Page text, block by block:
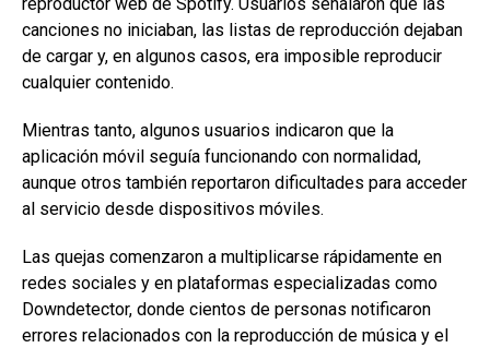
canciones no iniciaban, las listas de reproducción dejaban
de cargar y, en algunos casos, era imposible reproducir
cualquier contenido.
Mientras tanto, algunos usuarios indicaron que la
aplicación móvil seguía funcionando con normalidad,
aunque otros también reportaron dificultades para acceder
al servicio desde dispositivos móviles.
Las quejas comenzaron a multiplicarse rápidamente en
redes sociales y en plataformas especializadas como
Downdetector, donde cientos de personas notificaron
errores relacionados con la reproducción de música y el